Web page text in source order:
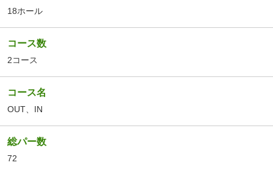
18ホール
コース数
2コース
コース名
OUT IN
総パー数
72